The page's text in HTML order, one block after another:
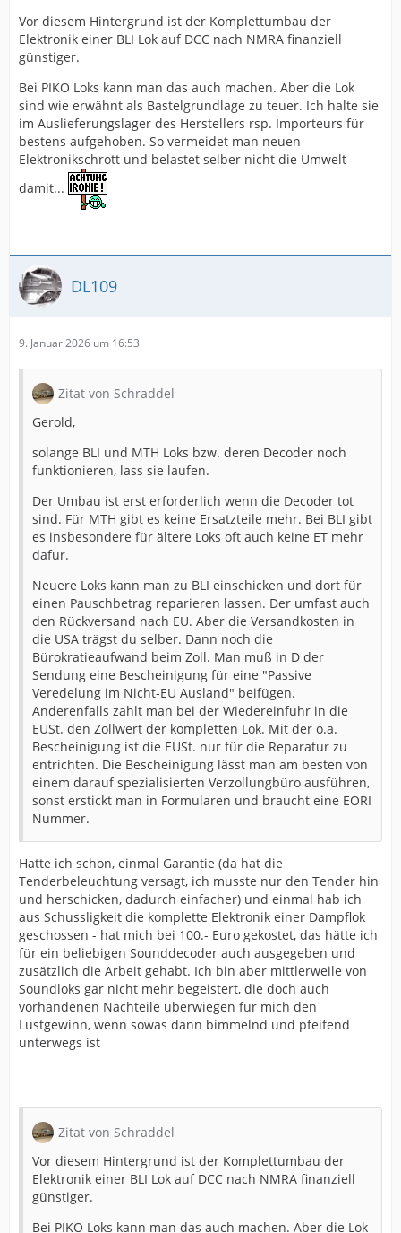
Vor diesem Hintergrund ist der Komplettumbau der
Elektronik einer BLI Lok auf DCC nach NMRA finanziell
günstiger.
Bei PIKO Loks kann man das auch machen. Aber die Lok
sind wie erwähnt als Bastelgrundlage zu teuer. Ich halte sie
im Auslieferungslager des Herstellers rsp. Importeurs für
bestens aufgehoben. So vermeidet man neuen
Elektronikschrott und belastet selber nicht die Umwelt
damit...
DL109
9. Januar 2026 um 16:53
Zitat von Schraddel
Gerold,
solange BLI und MTH Loks bzw. deren Decoder noch
funktionieren, lass sie laufen.
Der Umbau ist erst erforderlich wenn die Decoder tot
sind. Für MTH gibt es keine Ersatzteile mehr. Bei BLI gibt
es insbesondere für ältere Loks oft auch keine ET mehr
dafür.
Neuere Loks kann man zu BLI einschicken und dort für
einen Pauschbetrag reparieren lassen. Der umfast auch
den Rückversand nach EU. Aber die Versandkosten in
die USA trägst du selber. Dann noch die
Bürokratieaufwand beim Zoll. Man muß in D der
Sendung eine Bescheinigung für eine "Passive
Veredelung im Nicht-EU Ausland" beifügen.
Anderenfalls zahlt man bei der Wiedereinfuhr in die
EUSt. den Zollwert der kompletten Lok. Mit der o.a.
Bescheinigung ist die EUSt. nur für die Reparatur zu
entrichten. Die Bescheinigung lässt man am besten von
einem darauf spezialisierten Verzollungbüro ausführen,
sonst erstickt man in Formularen und braucht eine EORI
Nummer.
Hatte ich schon, einmal Garantie (da hat die
Tenderbeleuchtung versagt, ich musste nur den Tender hin
und herschicken, dadurch einfacher) und einmal hab ich
aus Schussligkeit die komplette Elektronik einer Dampflok
geschossen - hat mich bei 100.- Euro gekostet, das hätte ich
für ein beliebigen Sounddecoder auch ausgegeben und
zusätzlich die Arbeit gehabt. Ich bin aber mittlerweile von
Soundloks gar nicht mehr begeistert, die doch auch
vorhandenen Nachteile überwiegen für mich den
Lustgewinn, wenn sowas dann bimmelnd und pfeifend
unterwegs ist
Zitat von Schraddel
Vor diesem Hintergrund ist der Komplettumbau der
Elektronik einer BLI Lok auf DCC nach NMRA finanziell
günstiger.
Bei PIKO Loks kann man das auch machen. Aber die Lok